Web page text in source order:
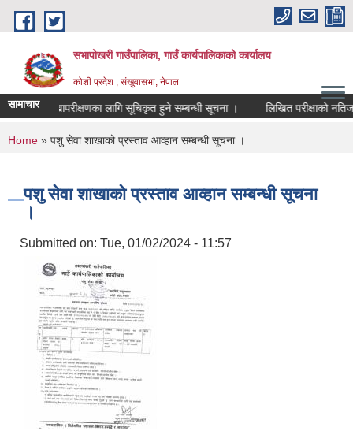
Skip to main content
सभापोखरी गाउँपालिका, गाउँ कार्यपालिकाको कार्यालय
कोशी प्रदेश , संखुवासभा, नेपाल
सामाचार विद्यालयको लेखापरीक्षणका लागि सूचिकृत हुने सम्बन्धी सूचना । लिखित परीक्षाको नतिजा
You are here
Home » पशु सेवा शाखाको प्रस्ताव आव्हान सम्बन्धी सूचना ।
पशु सेवा शाखाको प्रस्ताव आव्हान सम्बन्धी सूचना
।
Submitted on: Tue, 01/02/2024 - 11:57